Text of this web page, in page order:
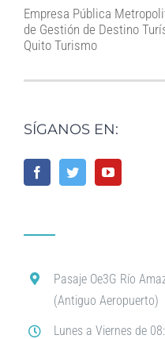
Empresa Pública
de Gestión de Destino
Quito Turismo
SÍGANOS EN:
Pasaje Oe3G Río
(Antiguo Aeropuerto)
Lunes a Viernes de